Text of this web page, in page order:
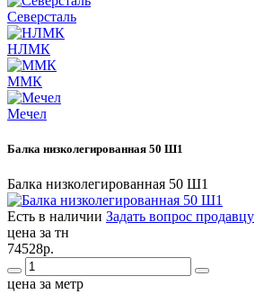
Северсталь
НЛМК
ММК
Мечел
Балка низколегированная 50 Ш1
Балка низколегированная 50 Ш1
Есть в наличии Задать вопрос продавцу
цена за тн
74528р.
цена за метр